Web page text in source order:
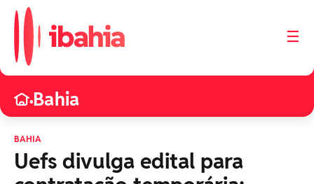
☰
•Bahia
BAHIA
Uefs divulga edital para